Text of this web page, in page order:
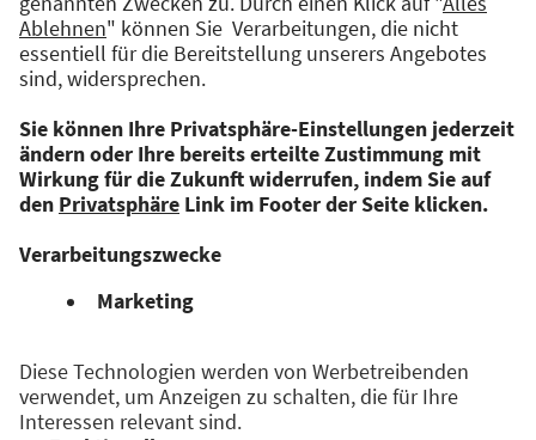
Mobile und leitet seither den
Entwicklungsbereich von Argus Experience im
Bereich der Digital Employee Experience
Tools.
Veranstaltet von: